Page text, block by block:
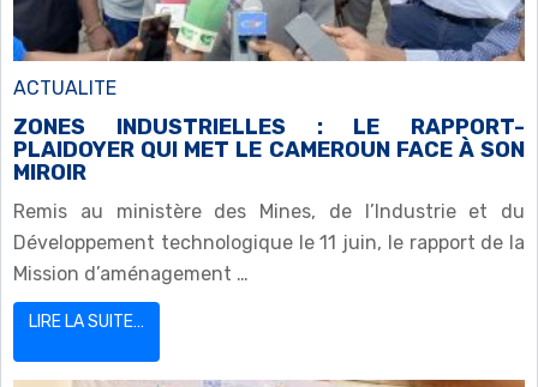
ACTUALITE
ZONES INDUSTRIELLES : LE RAPPORT-
PLAIDOYER QUI MET LE CAMEROUN FACE À SON
MIROIR
Remis au ministère des Mines, de l’Industrie et du
Développement technologique le 11 juin, le rapport de la
Mission d’aménagement …
LIRE LA SUITE…